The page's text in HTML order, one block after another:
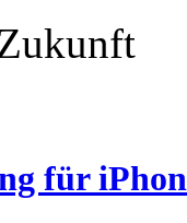
für